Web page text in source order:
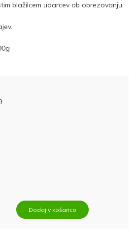
blažilcem udarcev ob obrezovanju.
Dodaj v košarico